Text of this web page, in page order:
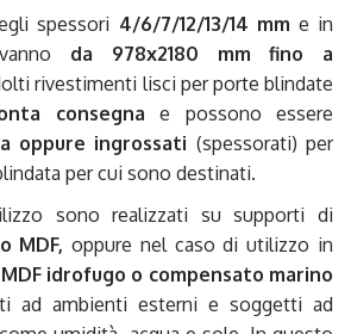
spessori 4/6/7/12/13/14 mm e in
da 978x2180 mm fino a
rivestimenti lisci per porte blindate
consegna e possono essere
oppure ingrossati (spessorati) per
per cui sono destinati.
sono realizzati su supporti di
MDF, oppure nel caso di utilizzo in
MDF idrofugo o compensato marino
ad ambienti esterni e soggetti ad